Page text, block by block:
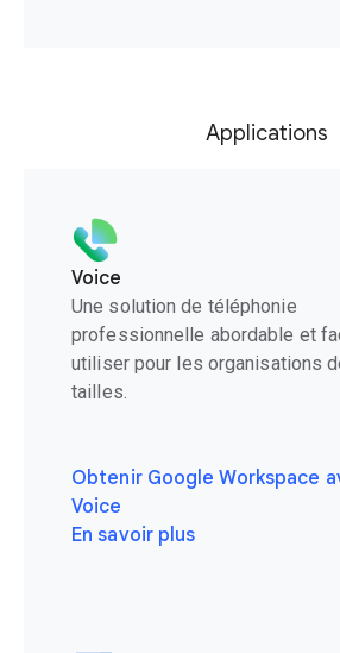
Applications
Voice
Une solution de téléphonie
professionnelle abordable et
utiliser pour les organisations
tailles.
Obtenir Google Workspace
Voice
En savoir plus